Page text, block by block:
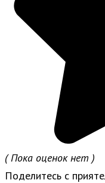
( Пока оценок нет )
Поделитесь с